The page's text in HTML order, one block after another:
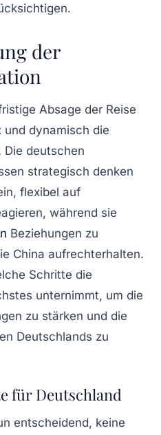
der
Absage der Reise
und dynamisch die
deutschen
strategisch denken
flexibel auf
während sie
Beziehungen zu
China aufrechterhalten.
Schritte die
unternimmt, um die
zu stärken und die
Deutschlands zu
für Deutschland
entscheidend, keine